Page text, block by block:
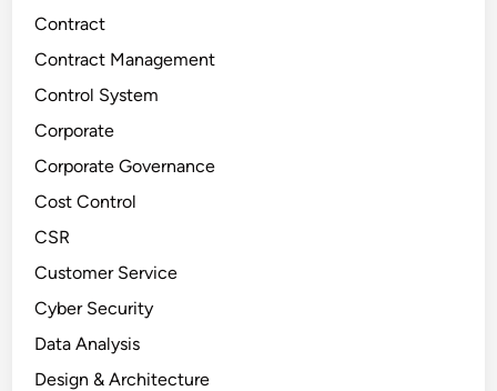
Contract
Contract Management
Control System
Corporate
Corporate Governance
Cost Control
CSR
Customer Service
Cyber Security
Data Analysis
Design & Architecture